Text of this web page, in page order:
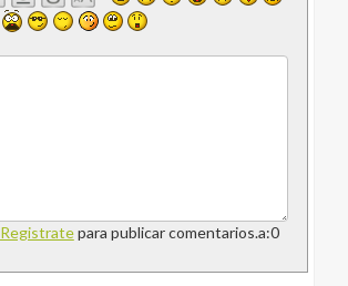
Registratepara publicar comentarios.a:0